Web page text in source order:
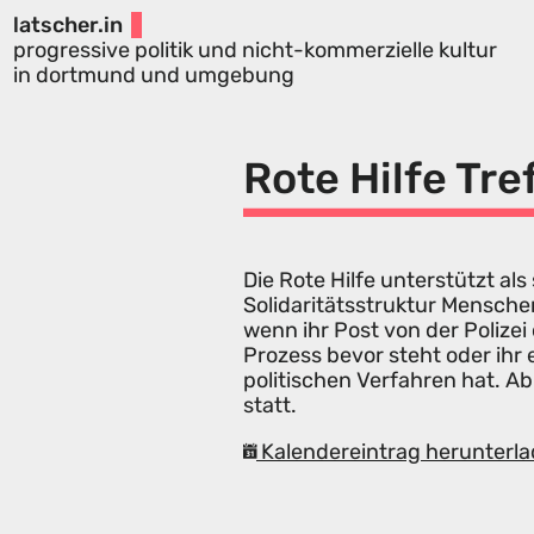
latscher.in
progressive politik und nicht-kommerzielle kultur
in dortmund und umgebung
Rote Hilfe
Die Rote Hilfe unterstützt
Solidaritätsstruktur
wenn ihr Post von der
Prozess bevor steht oder
politischen Verfahren hat.
statt.
Kalendereintrag